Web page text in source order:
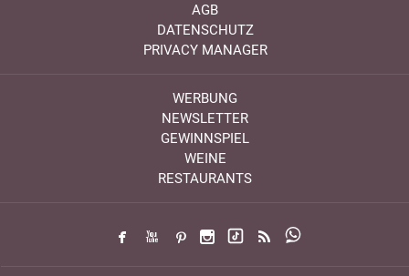
AGB
DATENSCHUTZ
PRIVACY MANAGER
WERBUNG
NEWSLETTER
GEWINNSPIEL
WEINE
RESTAURANTS